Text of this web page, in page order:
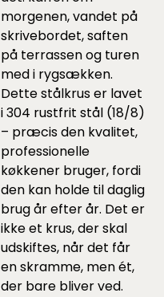
morgenen, vandet på
skrivebordet, saften
på terrassen og turen
med i rygsækken.
Dette stålkrus er lavet
i 304 rustfrit stål (18/8)
– præcis den kvalitet,
professionelle
køkkener bruger, fordi
den kan holde til daglig
brug år efter år. Det er
ikke et krus, der skal
udskiftes, når det får
en skramme, men ét,
der bare bliver ved.